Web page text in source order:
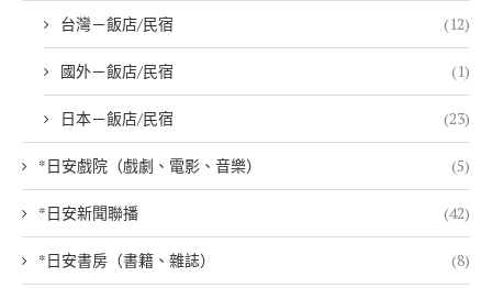
台灣－飯店/民宿 (12)
國外－飯店/民宿 (1)
日本－飯店/民宿 (23)
*日安戲院（戲劇、電影、音樂） (5)
*日安新聞聯播 (42)
*日安書房（書籍、雜誌） (8)